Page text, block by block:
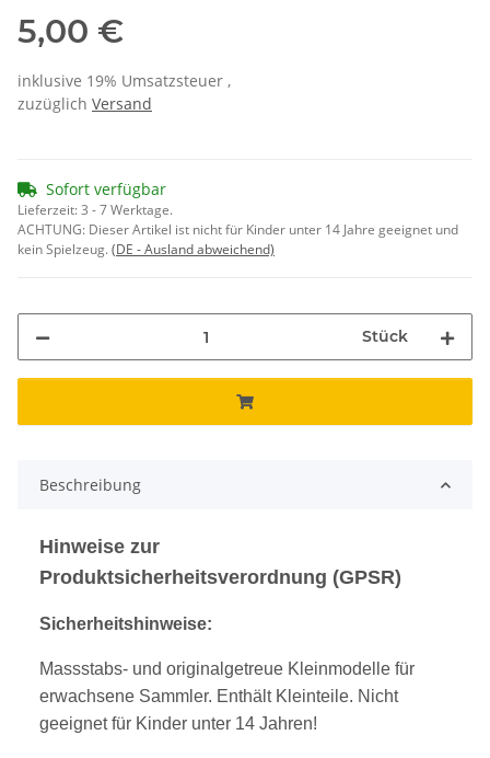
5,00 €
inklusive 19% Umsatzsteuer ,
zuzüglich Versand
Sofort verfügbar
Lieferzeit:3 - 7 Werktage.
ACHTUNG: Dieser Artikel ist nicht für Kinder unter 14 Jahre geeignet und
kein Spielzeug.(DE - Ausland abweichend)
Stück
Beschreibung
Hinweise zur
Produktsicherheitsverordnung (GPSR)
Sicherheitshinweise:
Massstabs- und originalgetreue Kleinmodelle für
erwachsene Sammler. Enthält Kleinteile. Nicht
geeignet für Kinder unter 14 Jahren!